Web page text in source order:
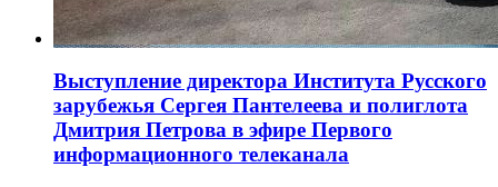
Выступление директора Института Русского
зарубежья Сергея Пантелеева и полиглота
Дмитрия Петрова в эфире Первого
информационного телеканала